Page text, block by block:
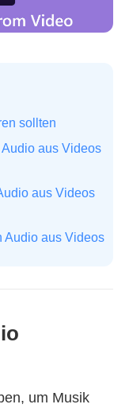
sollten
aus Videos
aus Videos
Audio aus Videos
um Musik